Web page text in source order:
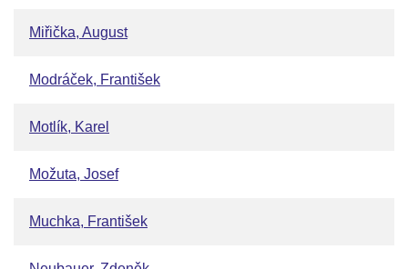
Miřička, August
Modráček, František
Motlík, Karel
Možuta, Josef
Muchka, František